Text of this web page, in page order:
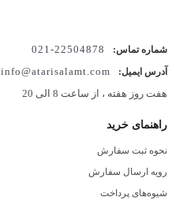
شماره تماس: 22504878-021
آدرس ایمیل:
info@atarisalamt.com
هفت روز هفته ، از ساعت 8 الی 20
راهنمای خرید
نحوه ثبت سفارش
رویه ارسال سفارش
شیوه‌های پرداخت